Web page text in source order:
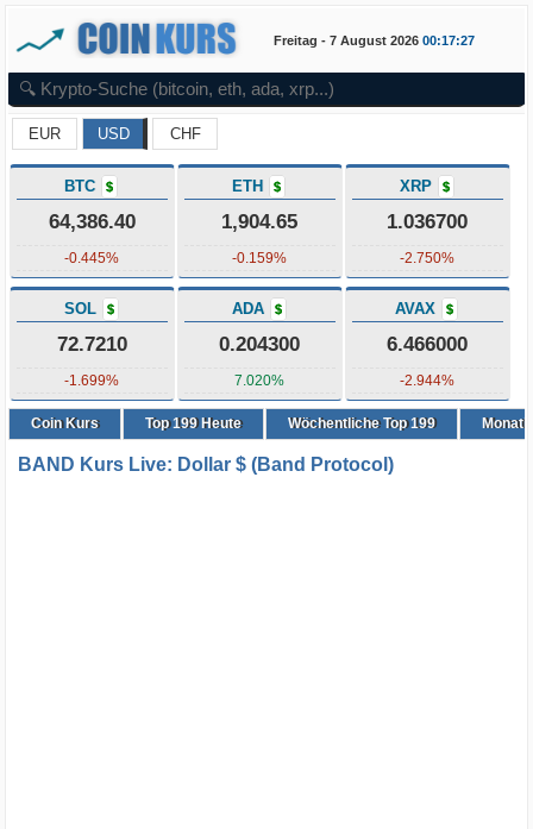
Freitag - 7 August 2026 00:17:27
EUR USD CHF
BTC $
64,386.40
-0.445%
ETH $
1,904.65
-0.159%
XRP $
1.036700
-2.750%
SOL $
72.7210
-1.699%
ADA $
0.204300
7.020%
AVAX $
6.466000
-2.944%
Coin Kurs Top199Heute Wöchentliche Top 199
BAND Kurs Live: Dollar $ (Band Protocol)